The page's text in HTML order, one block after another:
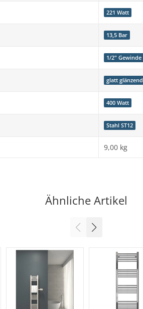
221 Watt
13,5 Bar
1/2" Gewinde
glatt glänzend
400 Watt
Stahl ST12
9,00 kg
Ähnliche Artikel